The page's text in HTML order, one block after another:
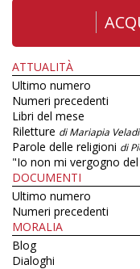
ATTUALITÀ
Ultimo numero
Numeri precedenti
Libri del mese
Riletture di Mariapia
Parole delle religioni di
"Io non mi vergogno
DOCUMENTI
Ultimo numero
Numeri precedenti
MORALIA
Blog
Dialoghi